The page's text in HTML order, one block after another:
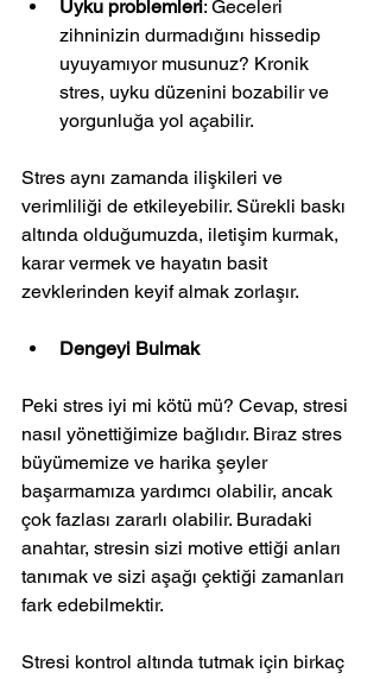
Uyku problemleri: Geceleri
zihninizin durmadığını hissedip
uyuyamıyor musunuz? Kronik
stres, uyku düzenini bozabilir ve
yorgunluğa yol açabilir.
Stres aynı zamanda ilişkileri ve
verimliliği de etkileyebilir. Sürekli baskı
altında olduğumuzda, iletişim kurmak,
karar vermek ve hayatın basit
zevklerinden keyif almak zorlaşır.
Dengeyi Bulmak
Peki stres iyi mi kötü mü? Cevap, stresi
nasıl yönettiğimize bağlıdır. Biraz stres
büyümemize ve harika şeyler
başarmamıza yardımcı olabilir, ancak
çok fazlası zararlı olabilir. Buradaki
anahtar, stresin sizi motive ettiği anları
tanımak ve sizi aşağı çektiği zamanları
fark edebilmektir.
Stresi kontrol altında tutmak için birkaç